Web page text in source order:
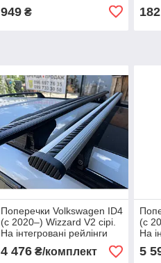
949₴ 182
Поперечки Volkswagen ID4
(c 2020–) Wizzard V2 сірі.
На інтегровані рейлінги
4 476₴/комплект
(c
На
5